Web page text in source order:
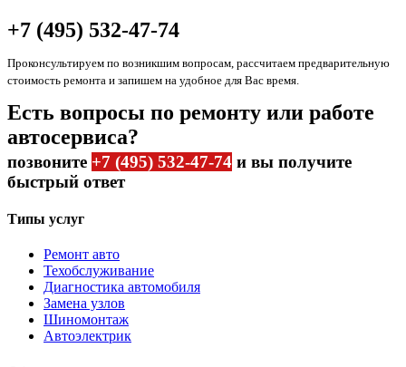
+7 (495) 532-47-74
Проконсультируем по возникшим вопросам, рассчитаем предварительную
стоимость ремонта и запишем на удобное для Вас время.
Есть вопросы по ремонту или работе
автосервиса?
позвоните +7 (495) 532-47-74 и вы получите
быстрый ответ
Типы услуг
Ремонт авто
Техобслуживание
Диагностика автомобиля
Замена узлов
Шиномонтаж
Автоэлектрик